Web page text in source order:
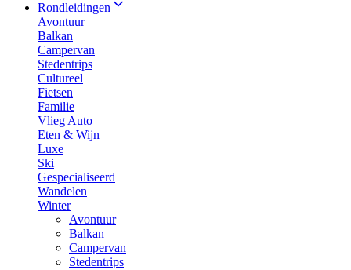
Rondleidingen
Avontuur
Balkan
Campervan
Stedentrips
Cultureel
Fietsen
Familie
Vlieg Auto
Eten & Wijn
Luxe
Ski
Gespecialiseerd
Wandelen
Winter
Avontuur
Balkan
Campervan
Stedentrips